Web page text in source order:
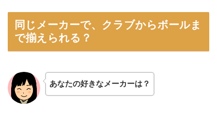
同じメーカーで、クラブからボールま
で揃えられる？
あなたの好きなメーカーは？